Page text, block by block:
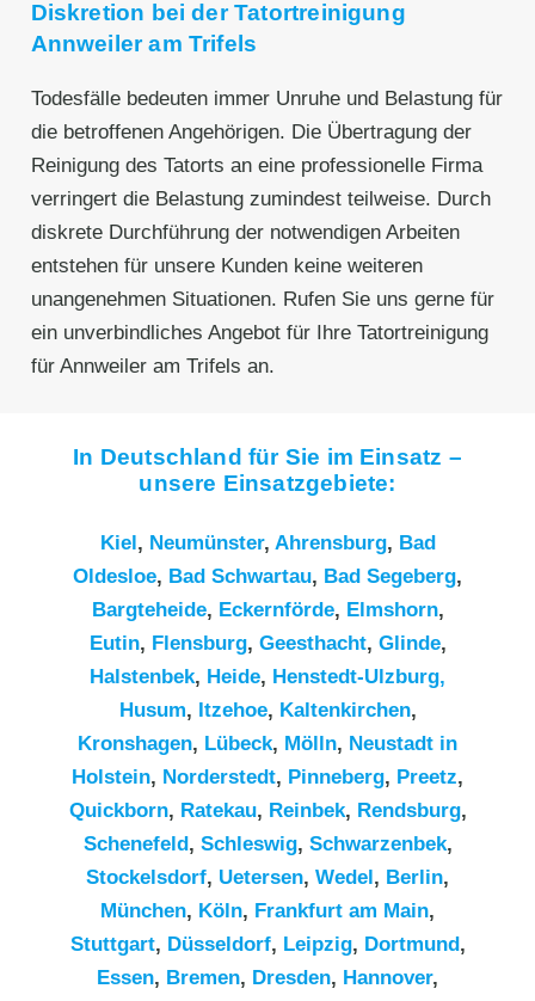
Diskretion bei der Tatortreinigung
Annweiler am Trifels
Todesfälle bedeuten immer Unruhe und Belastung für
die betroffenen Angehörigen. Die Übertragung der
Reinigung des Tatorts an eine professionelle Firma
verringert die Belastung zumindest teilweise. Durch
diskrete Durchführung der notwendigen Arbeiten
entstehen für unsere Kunden keine weiteren
unangenehmen Situationen. Rufen Sie uns gerne für
ein unverbindliches Angebot für Ihre Tatortreinigung
für Annweiler am Trifels an.
In Deutschland für Sie im Einsatz –
unsere Einsatzgebiete:
Kiel , Neumünster, Ahrensburg, Bad
Oldesloe, Bad Schwartau, Bad Segeberg,
Bargteheide, Eckernförde, Elmshorn,
Eutin, Flensburg, Geesthacht, Glinde,
Halstenbek, Heide, Henstedt-Ulzburg,
Husum, Itzehoe, Kaltenkirchen,
Kronshagen, Lübeck, Mölln, Neustadt in
Holstein, Norderstedt, Pinneberg, Preetz,
Quickborn, Ratekau, Reinbek, Rendsburg,
Schenefeld , Schleswig, Schwarzenbek,
Stockelsdorf, Uetersen, Wedel , Berlin,
München, Köln, Frankfurt am Main,
Stuttgart, Düsseldorf, Leipzig, Dortmund ,
Essen, Bremen, Dresden, Hannover,